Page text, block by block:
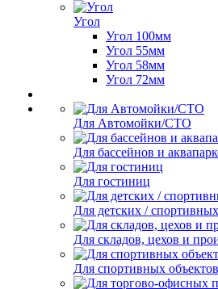
Угол
Угол 100мм
Угол 55мм
Угол 58мм
Угол 72мм
Для Автомойки/СТО
Для бассейнов и
Для гостиниц
Для детских /
Для складов, цехов и
Для спортивных объектов